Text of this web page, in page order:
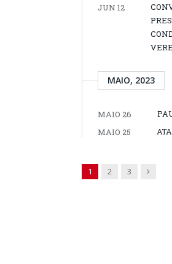
JUN 12
MAIO, 2023
MAIO 26
MAIO 25
1 2 3 Next